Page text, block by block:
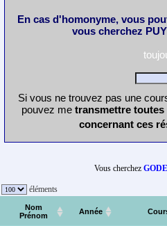
En cas d'homonyme, vous
vous cherchez
Si vous ne trouvez pas une
pouvez me transmettre
concernant ces
Vous cherchez
éléments
Nom
Prénom
Année